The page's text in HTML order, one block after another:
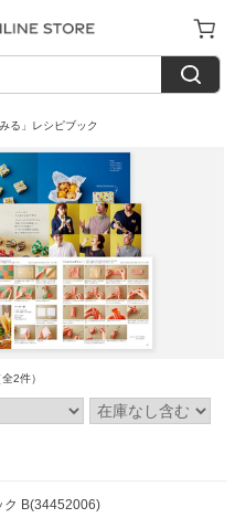
る」レシピブック
全2件）
ク B(34452006)